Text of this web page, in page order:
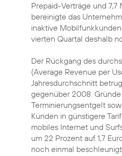
Prepaid-Verträge und
bereinigte das
inaktive
vierten Quartal deshalb
Der Rückgang des
(Average Revenue per
Jahresdurchschnitt
gegenüber 2008.
Terminierungsentgelt
Kunden in günstigere
mobiles Internet und
um 22 Prozent auf 1,7
noch einmal